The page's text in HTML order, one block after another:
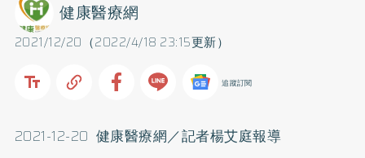
2021/12/20（2022/4/18 23:15更新）
健康醫療網
追蹤訂閱
2021-12-20 健康醫療網／記者楊艾庭報導